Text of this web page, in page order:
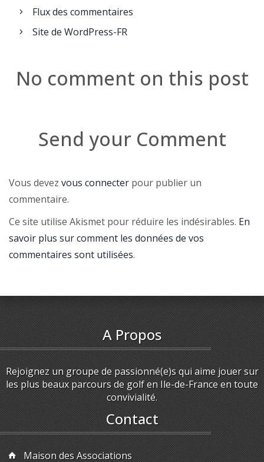
Flux des commentaires
Site de WordPress-FR
No comment on this post
Send your Comment
Vous devez vous connecter pour publier un
commentaire.
Ce site utilise Akismet pour réduire les indésirables. En
savoir plus sur comment les données de vos
commentaires sont utilisées.
A Propos
Rejoignez un groupe de passionné(e)s qui aime jouer sur
les plus beaux parcours de golf en Ile-de-France en toute
convivialité.
Contact
Maison des Associations